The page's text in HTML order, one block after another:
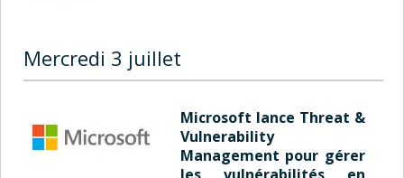
Mercredi 3 juillet
Microsoft lance Threat &
Vulnerability
Management pour gérer